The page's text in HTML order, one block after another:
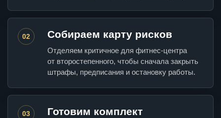
02 Собираем карту рисков
Отделяем критичное для фитнес-центра
от второстепенного, чтобы сначала закрыть
штрафы, предписания и остановку работы.
03 Готовим комплект